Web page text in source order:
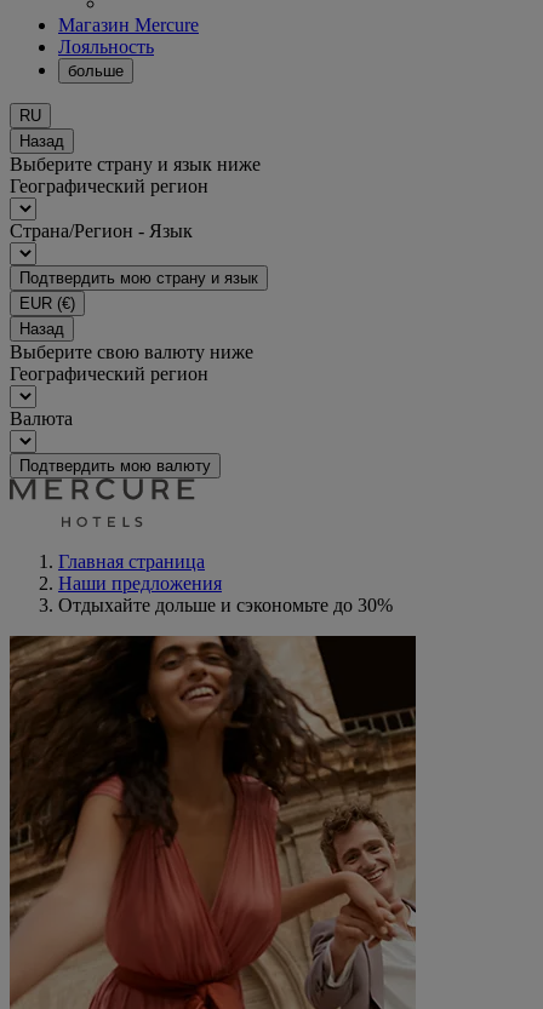
Магазин Mercure
Лояльность
больше
RU
Назад
Выберите страну и язык ниже
Географический регион
Страна/Регион - Язык
Подтвердить мою страну и язык
EUR (€)
Назад
Выберите свою валюту ниже
Географический регион
Валюта
Подтвердить мою валюту
Главная страница
Наши предложения
Отдыхайте дольше и сэкономьте до 30%